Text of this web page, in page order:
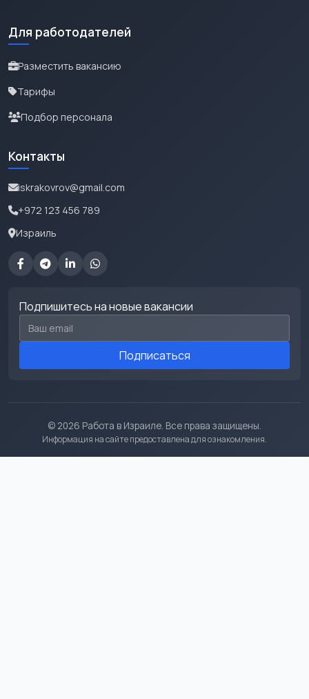
Для работодателей
Разместить вакансию
Тарифы
Подбор персонала
Контакты
iskrakovrov@gmail.com
+972 123 456 789
Израиль
Подпишитесь на новые вакансии
Email для подписки
Подписаться
© 2026 Работа в Израиле. Все права защищены.
Информация на сайте предоставлена для ознакомления.